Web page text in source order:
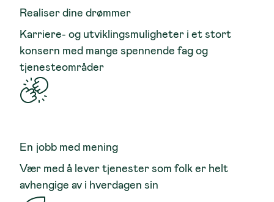
Realiser dine drømmer
Karriere- og utviklingsmuligheter i et stort
konsern med mange spennende fag og
tjenesteområder
En jobb med mening
Vær med å lever tjenester som folk er helt
avhengige av i hverdagen sin